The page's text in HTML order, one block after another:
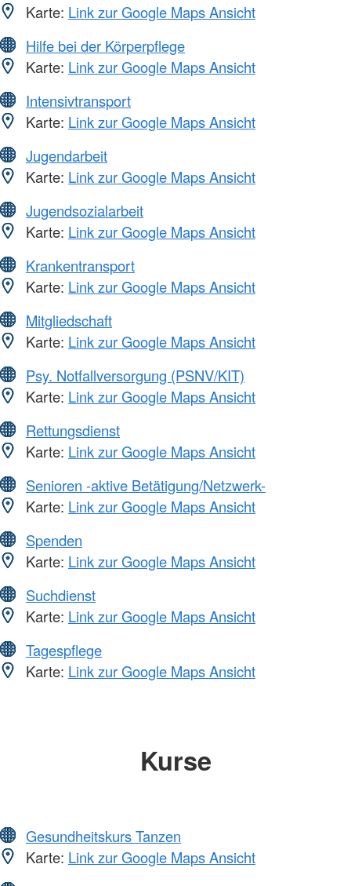
Karte: Link zur Google Maps Ansicht
Hilfe bei der Körperpflege
Karte: Link zur Google Maps Ansicht
Intensivtransport
Karte: Link zur Google Maps Ansicht
Jugendarbeit
Karte: Link zur Google Maps Ansicht
Jugendsozialarbeit
Karte: Link zur Google Maps Ansicht
Krankentransport
Karte: Link zur Google Maps Ansicht
Mitgliedschaft
Karte: Link zur Google Maps Ansicht
Psy. Notfallversorgung (PSNV/KIT)
Karte: Link zur Google Maps Ansicht
Rettungsdienst
Karte: Link zur Google Maps Ansicht
Senioren -aktive Betätigung/Netzwerk-
Karte: Link zur Google Maps Ansicht
Spenden
Karte: Link zur Google Maps Ansicht
Suchdienst
Karte: Link zur Google Maps Ansicht
Tagespflege
Karte: Link zur Google Maps Ansicht
Kurse
Gesundheitskurs Tanzen
Karte: Link zur Google Maps Ansicht